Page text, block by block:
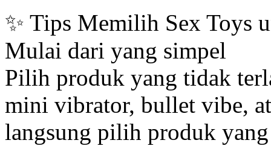
✨ Tips Memilih Sex Toys
Mulai dari yang simpel
Pilih produk yang tidak
mini vibrator, bullet vibe,
langsung pilih produk